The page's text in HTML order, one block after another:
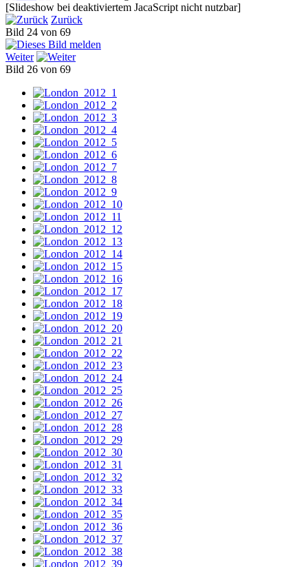
[Slideshow bei deaktiviertem JacaScript nicht nutzbar]
Zurück
Bild 24 von 69
Weiter
Bild 26 von 69